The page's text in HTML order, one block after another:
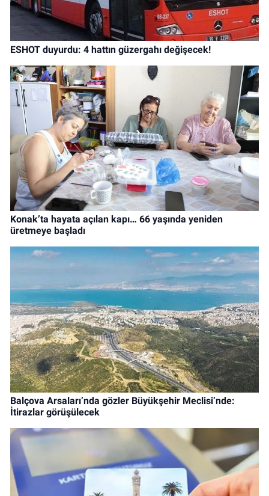
ESHOT duyurdu: 4 hattın güzergahı değişecek!
Konak’ta hayata açılan kapı… 66 yaşında yeniden
üretmeye başladı
Balçova Arsaları’nda gözler Büyükşehir Meclisi’nde:
İtirazlar görüşülecek